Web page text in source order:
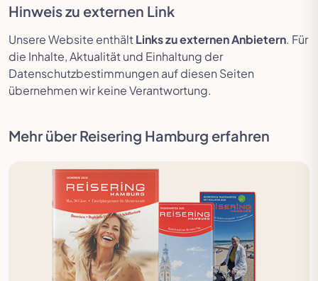
Hinweis zu externen Link
Unsere Website enthältLinks zu externen Anbietern. Für
die Inhalte, Aktualität und Einhaltung der
Datenschutzbestimmungen auf diesen Seiten
übernehmen wir keine Verantwortung.
Mehr über Reisering Hamburg erfahren